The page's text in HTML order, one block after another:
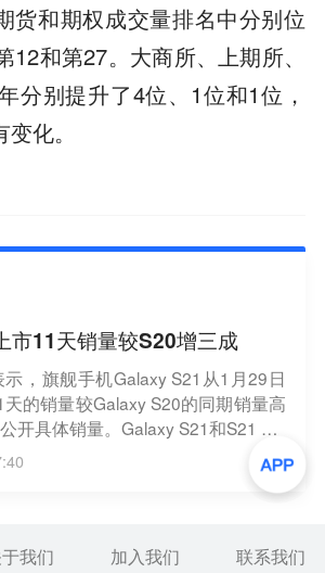
货和期权成交量排名中分别位
12和第27。大商所、上期所、
分别提升了4位、1位和1位，
化。
市11天销量较S20增三成
，旗舰手机Galaxy S21从1月29日
天的销量较Galaxy S20的同期销量高
开具体销量。Galaxy S21和S21 Ultr
占40%左右和36%。S21 Ultra的幽
S21和S21+的梵梦紫配色深受欢迎。
析认为，新机的设计、拍摄功能和较
我们 加入我们 联系我们